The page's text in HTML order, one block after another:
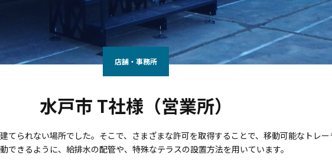
店舗・事務所
水戸市 T社様（営業所）
てられない場所でした。そこで、さまざまな許可を取得することで、移動可能なトレ
できるように、給排水の配管や、特殊なテラスの設置方法を用いています。